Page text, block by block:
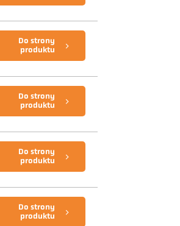
Do strony
produktu
Do strony
produktu
Do strony
produktu
Do strony
produktu